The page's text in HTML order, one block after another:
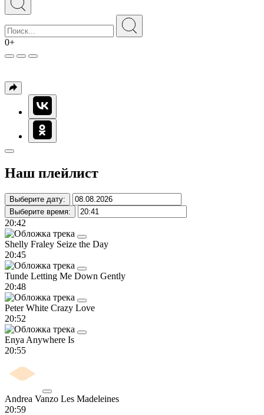
0+
Наш плейлист
Выберите дату:
Выберите время:
20:42
Shelly Fraley Seize the Day
20:45
Tunde Letting Me Down Gently
20:48
Peter White Crazy Love
20:52
Enya Anywhere Is
20:55
Andrea Vanzo Les Madeleines
20:59